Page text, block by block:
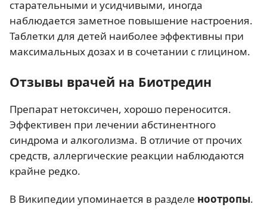
старательными и усидчивыми, иногда
наблюдается заметное повышение настроения.
Таблетки для детей наиболее эффективны при
максимальных дозах и в сочетании с глицином.
Отзывы врачей на Биотредин
Препарат нетоксичен, хорошо переносится.
Эффективен при лечении абстинентного
синдрома и алкоголизма. В отличие от прочих
средств, аллергические реакции наблюдаются
крайне редко.
В Википедии упоминается в разделе ноотропы.